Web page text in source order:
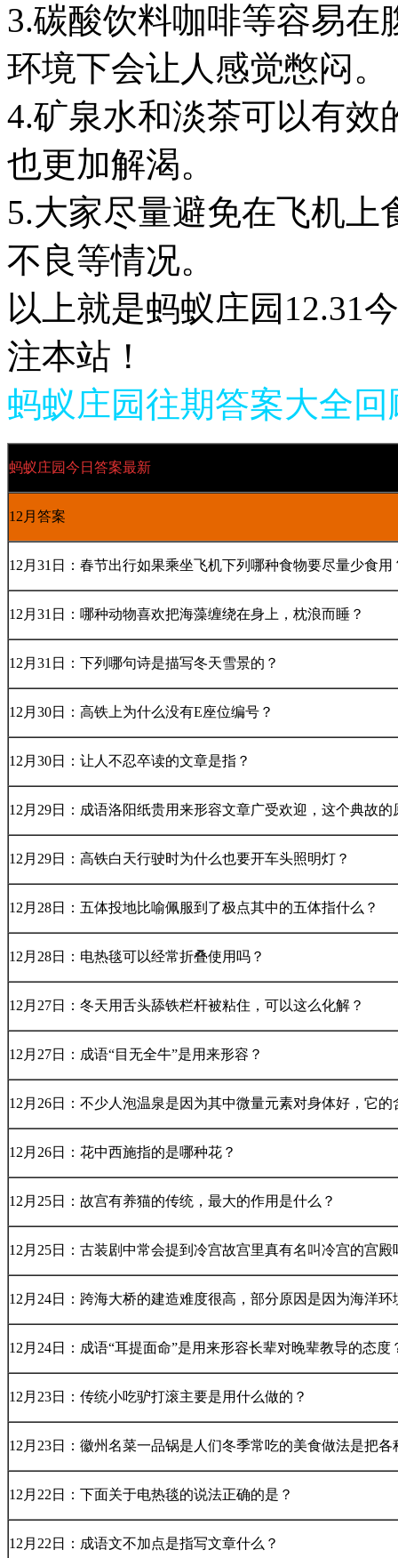
3.碳酸饮料咖啡等容易
环境下会让人感觉憋闷。
4.矿泉水和淡茶可以有效
也更加解渴。
5.大家尽量避免在飞机
不良等情况。
以上就是蚂蚁庄园12.31
注本站！
蚂蚁庄园往期答案大全回
蚂蚁庄园今日答案最新
12月答案
12月31日：春节出行如果乘坐飞机下列哪种食物要尽量少食用
12月31日：哪种动物喜欢把海藻缠绕在身上，枕浪而睡？
12月31日：下列哪句诗是描写冬天雪景的？
12月30日：高铁上为什么没有E座位编号？
12月30日：让人不忍卒读的文章是指？
12月29日：成语洛阳纸贵用来形容文章广受欢迎，这个典故的
12月29日：高铁白天行驶时为什么也要开车头照明灯？
12月28日：五体投地比喻佩服到了极点其中的五体指什么？
12月28日：电热毯可以经常折叠使用吗？
12月27日：冬天用舌头舔铁栏杆被粘住，可以这么化解？
12月27日：成语“目无全牛”是用来形容？
12月26日：不少人泡温泉是因为其中微量元素对身体好，它
12月26日：花中西施指的是哪种花？
12月25日：故宫有养猫的传统，最大的作用是什么？
12月25日：古装剧中常会提到冷宫故宫里真有名叫冷宫的宫殿
12月24日：跨海大桥的建造难度很高，部分原因是因为海洋环
12月24日：成语“耳提面命”是用来形容长辈对晚辈教导的态度
12月23日：传统小吃驴打滚主要是用什么做的？
12月23日：徽州名菜一品锅是人们冬季常吃的美食做法是把各
12月22日：下面关于电热毯的说法正确的是？
12月22日：成语文不加点是指写文章什么？